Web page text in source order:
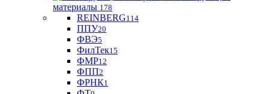
материaлы 178
REINBERG114
ППУ20
ФВЭ5
ФилТек15
ФМР12
ФПП2
ФРНК1